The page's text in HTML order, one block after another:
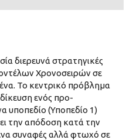
διερευνά στρατηγικές
Χρονοσειρών σε
Το κεντρικό πρόβλημα
ενός προ-
υποπεδίο (Υποπεδίο 1)
την απόδοση κατά την
συναφές αλλά φτωχό σε